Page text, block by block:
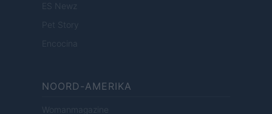
ES Newz
Pet Story
Encocina
NOORD-AMERIKA
Womanmagazine